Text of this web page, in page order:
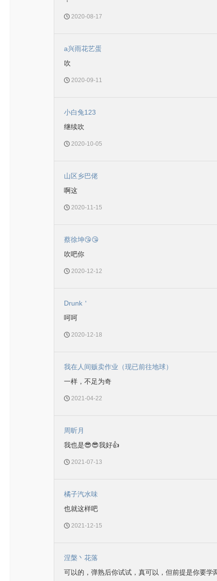
2020-08-17
a兴雨花艺蛋
吹
2020-09-11
小白兔123
继续吹
2020-10-05
山区乡巴佬
啊这
2020-11-15
蔡徐坤😘😘
吹吧你
2020-12-12
Drunk＇
呵呵
2020-12-18
我在人间贩卖作业（现已前往地球）
一样，不足为奇
2021-04-22
周昕月
我也是😎😎我好👍
2021-07-13
橘子汽水味
也就这样吧
2021-12-15
涅槃丶花落
可以的，弹熟后你试试，真可以，但前提是你要学